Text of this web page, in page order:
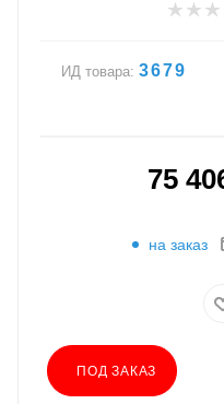
ИД товара: 3679
75
на заказ
ПОД ЗАКАЗ